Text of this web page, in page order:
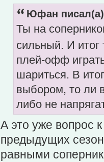
Юфан
Ты на
сильный. И итог
плей-офф
шариться. В
выбором, то ли
либо не
А это уже вопрос
предыдущих
равными